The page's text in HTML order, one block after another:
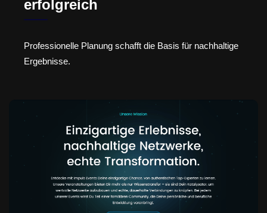
erfolgreich
Professionelle Planung schafft die Basis für nachhaltige
Ergebnisse.